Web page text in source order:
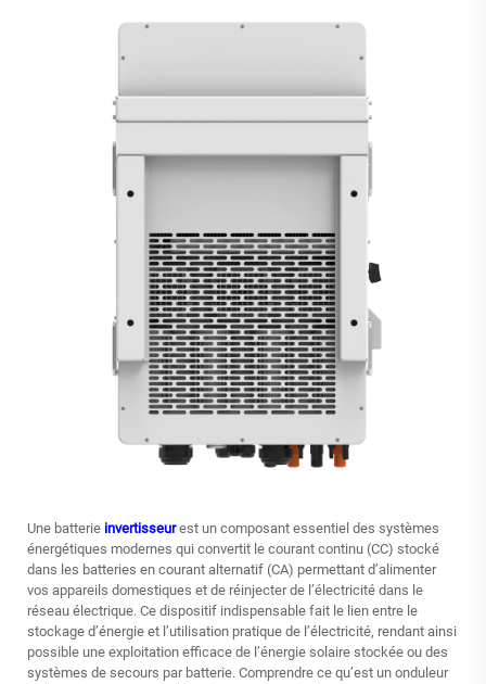
Une batterie invertisseurest un composant essentiel des systèmes
énergétiques modernes qui convertit le courant continu (CC) stocké
dans les batteries en courant alternatif (CA) permettant d’alimenter
vos appareils domestiques et de réinjecter de l’électricité dans le
réseau électrique. Ce dispositif indispensable fait le lien entre le
stockage d’énergie et l’utilisation pratique de l’électricité, rendant ainsi
possible une exploitation efficace de l’énergie solaire stockée ou des
systèmes de secours par batterie. Comprendre ce qu’est un onduleur